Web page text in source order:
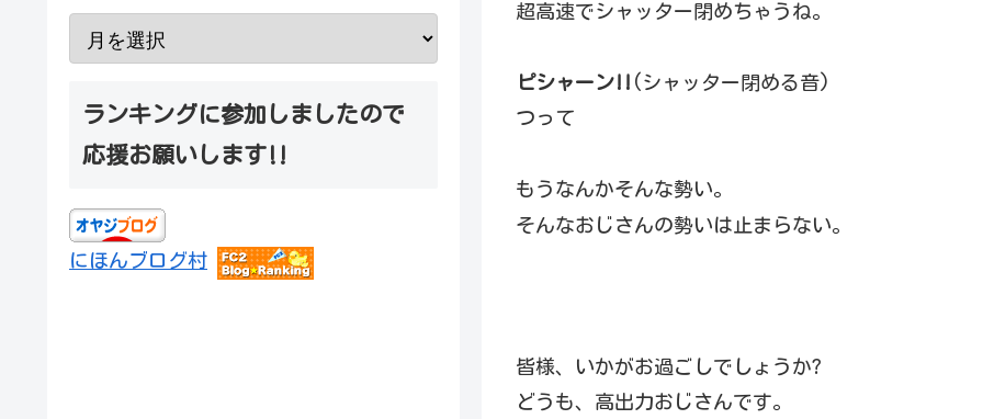
超高速でシャッター閉めちゃうね。
ピシャーン!! (シャッター閉める音)
つって
もうなんかそんな勢い。
そんなおじさんの勢いは止まらない。
皆様、いかがお過ごしでしょうか?
どうも、高出力おじさんです。
ランキングに参加しましたので
応援お願いします‼
にほんブログ村